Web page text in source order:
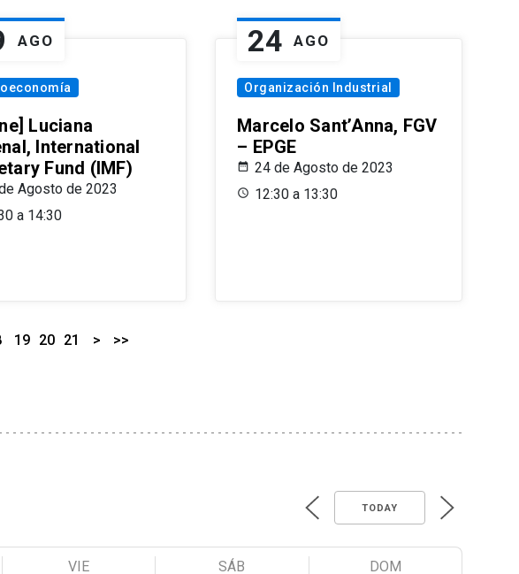
AGO
Luciana
International
Fund (IMF)
Agosto de 2023
a 14:30
24 AGO
Organización Industrial
Marcelo Sant’Anna, FGV
– EPGE
24 de Agosto de 2023
12:30 a 13:30
19 20 21 > >>
TODAY
VIE SÁB DOM